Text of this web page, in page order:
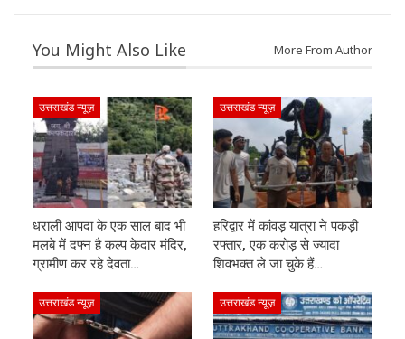
You Might Also Like More From Author
उत्तराखंड न्यूज़
धराली आपदा के एक साल बाद भी
मलबे में दफ्न है कल्प केदार मंदिर,
ग्रामीण कर रहे देवता…
उत्तराखंड न्यूज़
हरिद्वार में कांवड़ यात्रा ने पकड़ी
रफ्तार, एक करोड़ से ज्यादा
शिवभक्त ले जा चुके हैं…
उत्तराखंड न्यूज़ उत्तराखंड न्यूज़